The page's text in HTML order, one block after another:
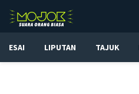
ESAI LIPUTAN TAJUK